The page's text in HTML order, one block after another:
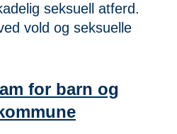
seksuell atferd.
vold og seksuelle
for barn og